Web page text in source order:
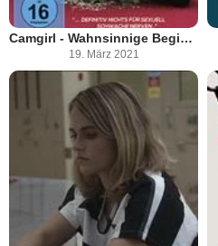
Camgirl - Wahnsinnige Begierde
19. März 2021